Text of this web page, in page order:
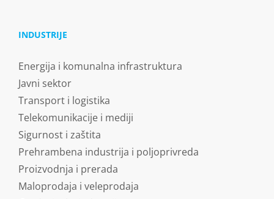
INDUSTRIJE
Energija i komunalna infrastruktura
Javni sektor
Transport i logistika
Telekomunikacije i mediji
Sigurnost i zaštita
Prehrambena industrija i poljoprivreda
Proizvodnja i prerada
Maloprodaja i veleprodaja